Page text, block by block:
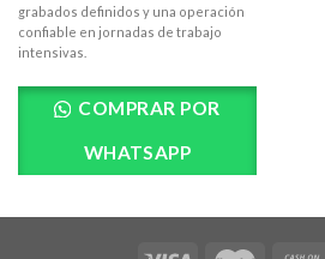
grabados definidos y una operación
confiable en jornadas de trabajo
intensivas.
COMPRAR POR
WHATSAPP